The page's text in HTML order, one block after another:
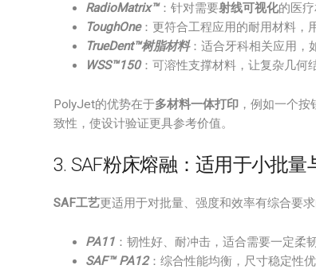
RadioMatrix™：针对需要射线可视化的医
ToughOne：更符合工程应用的耐用材料，
TrueDent™树脂材料：适合牙科相关应用，
WSS™150：可溶性支撑材料，让复杂几何
PolyJet的优势在于多材料一体打印 ，例如一个
致性，使设计验证更具参考价值。
3. SAF粉床熔融：适用于小批量
SAF工艺更适用于对批量、强度和效率有综合要
PA11 ：韧性好、耐冲击，适合需要一定柔
SAF™ PA12：综合性能均衡，尺寸稳定性